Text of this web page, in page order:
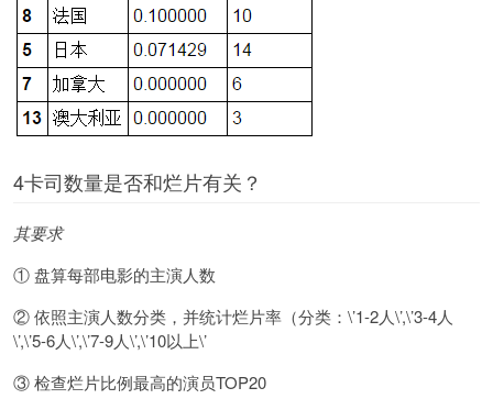
4卡司数量是否和烂片有关？
其要求
① 盘算每部电影的主演人数
② 依照主演人数分类，并统计烂片率（分类：\’1-2人\’,\’3-4人
\’,\’5-6人\’,\’7-9人\’,\’10以上\’
③ 检查烂片比例最高的演员TOP20